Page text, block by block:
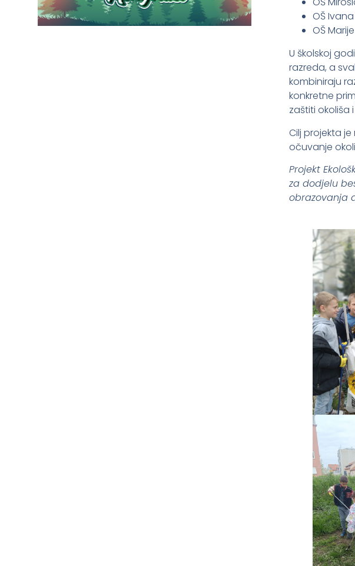
OŠ
OŠ
U školskoj
razreda, a
kombiniraju
konkretne
zaštiti
Cilj projekta
očuvanje
Projekt
za dodjelu
obrazovanja